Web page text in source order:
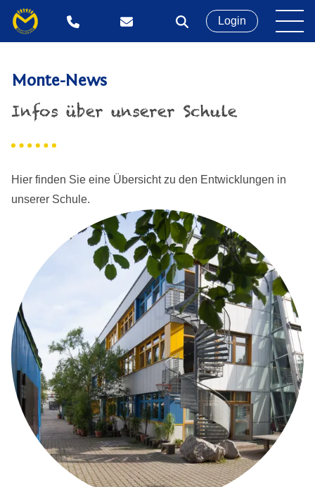
Login
Monte-News
Infos über unserer Schule
Hier finden Sie eine Übersicht zu den Entwicklungen in
unserer Schule.